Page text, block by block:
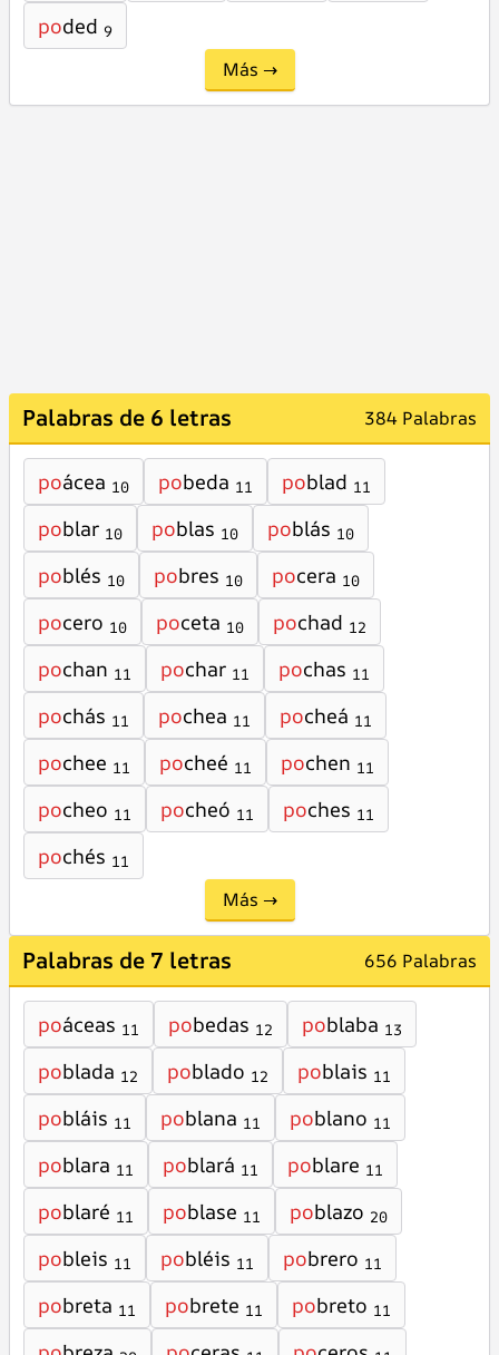
poded 9
Más →
Palabras de 6 letras 384 Palabras
poácea 10 pobeda 11 poblad 11
poblar 10 poblas 10 poblás 10
poblés 10 pobres 10 pocera 10
pocero 10 poceta 10 pochad 12
pochan 11 pochar 11 pochas 11
pochás 11 pochea 11 pocheá 11
pochee 11 pocheé 11 pochen 11
pocheo 11 pocheó 11 poches 11
pochés 11
Más →
Palabras de 7 letras 656 Palabras
poáceas 11 pobedas 12 poblaba 13
poblada 12 poblado 12 poblais 11
pobláis 11 poblana 11 poblano 11
poblara 11 poblará 11 poblare 11
poblaré 11 poblase 11 poblazo 20
pobleis 11 pobléis 11 pobrero 11
pobreta 11 pobrete 11 pobreto 11